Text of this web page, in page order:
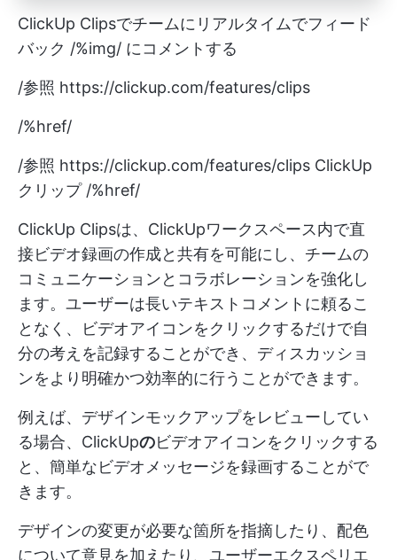
ClickUp Clipsでチームにリアルタイムでフィード
バック /%img/ にコメントする
/参照 https://clickup.com/features/clips
/%href/
/参照 https://clickup.com/features/clips ClickUp
クリップ /%href/
ClickUp Clipsは、ClickUpワークスペース内で直
接ビデオ録画の作成と共有を可能にし、チームの
コミュニケーションとコラボレーションを強化し
ます。ユーザーは長いテキストコメントに頼るこ
となく、ビデオアイコンをクリックするだけで自
分の考えを記録することができ、ディスカッショ
ンをより明確かつ効率的に行うことができます。
例えば、デザインモックアップをレビューしてい
る場合、ClickUpのビデオアイコンをクリックする
と、簡単なビデオメッセージを録画することがで
きます。
デザインの変更が必要な箇所を指摘したり、配色
について意見を加えたり、ユーザーエクスペリエ